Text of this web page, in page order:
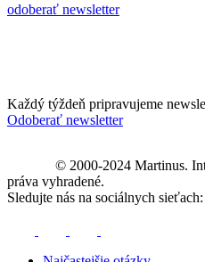
odoberať newsletter
Každý týždeň pripravujeme
Odoberať newsletter
© 2000-2024 Martinus.
práva vyhradené.
Sledujte nás na sociálnych sieťach: